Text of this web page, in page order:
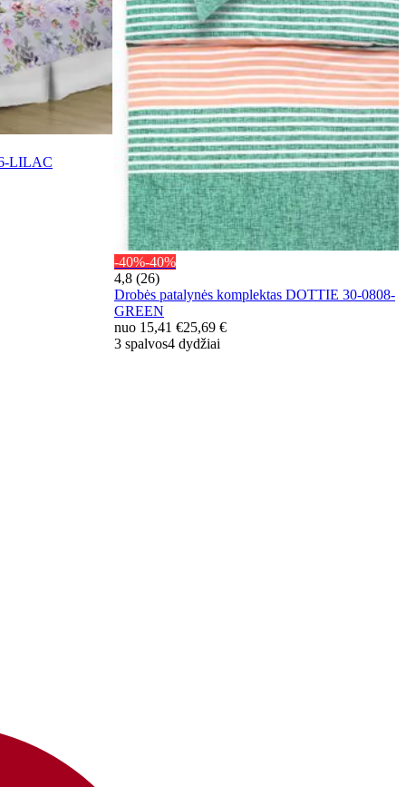
LILAC
-40%-40%
4,8 (26)
Drobės patalynės komplektas DOTTIE 30-0808-
GREEN
nuo 15,41 €25,69 €
3 spalvos4 dydžiai